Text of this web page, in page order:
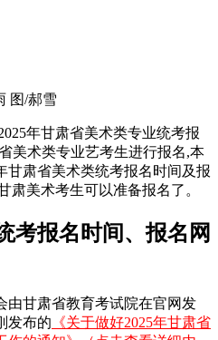
图/郝雪
年甘肃省美术类专业统考报
美术类专业艺考生进行报名,本
甘肃省美术类统考报名时间及报
肃美术考生可以准备报名了。
考报名时间、报名网
由甘肃省教育考试院在官网发
发布的 《关于做好2025年甘肃省